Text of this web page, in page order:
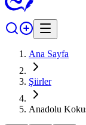
Ana Sayfa
Şiirler
Anadolu